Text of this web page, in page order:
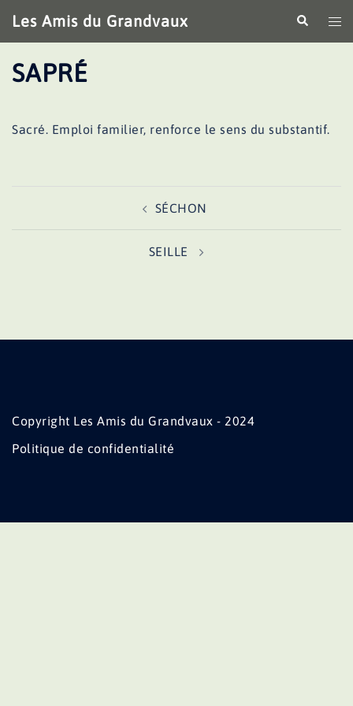
au
contenu
Les Amis du Grandvaux
le
SAPRÉ
Sacré. Emploi familier, renforce le sens du substantif.
SÉCHON
SEILLE
Copyright Les Amis du Grandvaux - 2024
Politique de confidentialité